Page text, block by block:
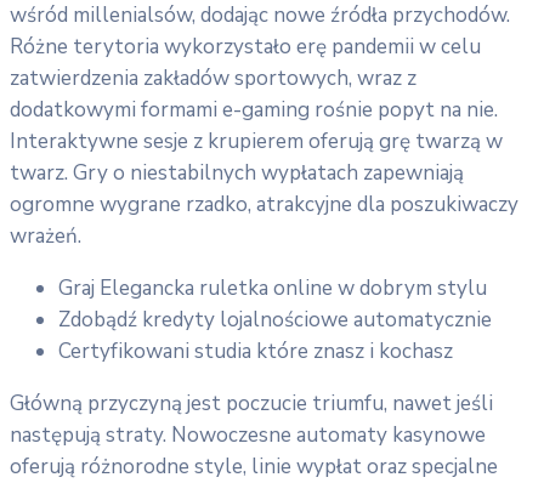
wśród millenialsów, dodając nowe źródła przychodów.
Różne terytoria wykorzystało erę pandemii w celu
zatwierdzenia zakładów sportowych, wraz z
dodatkowymi formami e-gaming rośnie popyt na nie.
Interaktywne sesje z krupierem oferują grę twarzą w
twarz. Gry o niestabilnych wypłatach zapewniają
ogromne wygrane rzadko, atrakcyjne dla poszukiwaczy
wrażeń.
Graj Elegancka ruletka online w dobrym stylu
Zdobądź kredyty lojalnościowe automatycznie
Certyfikowani studia które znasz i kochasz
Główną przyczyną jest poczucie triumfu, nawet jeśli
następują straty. Nowoczesne automaty kasynowe
oferują różnorodne style, linie wypłat oraz specjalne